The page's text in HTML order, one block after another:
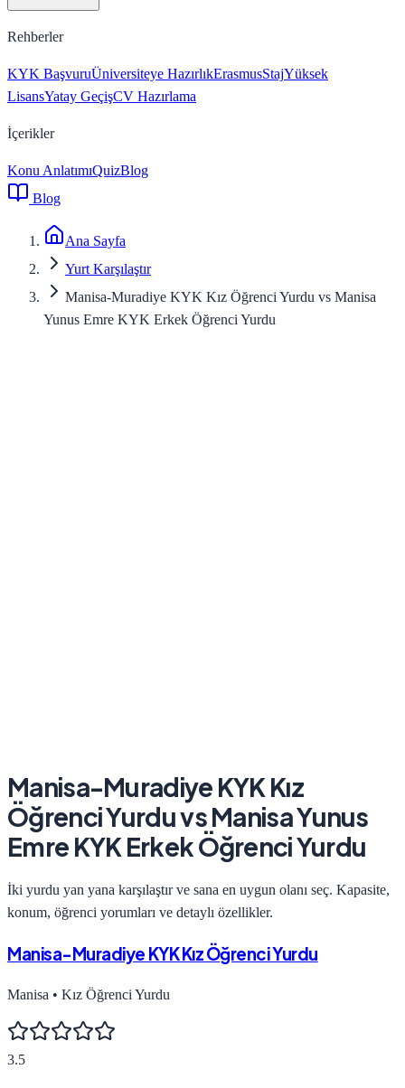
Rehberler
KYK BaşvuruÜniversiteye HazırlıkErasmusStajYüksek
LisansYatay GeçişCV Hazırlama
İçerikler
Konu AnlatımıQuizBlog
Blog
Ana Sayfa
Yurt Karşılaştır
Manisa-Muradiye KYK Kız Öğrenci Yurdu vs Manisa
Yunus Emre KYK Erkek Öğrenci Yurdu
Manisa-Muradiye KYK Kız
Öğrenci YurduvsManisa Yunus
Emre KYK Erkek Öğrenci Yurdu
İki yurdu yan yana karşılaştır ve sana en uygun olanı seç. Kapasite,
konum, öğrenci yorumları ve detaylı özellikler.
Manisa-Muradiye KYK Kız Öğrenci Yurdu
Manisa • Kız Öğrenci Yurdu
3.5